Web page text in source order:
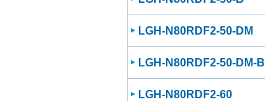
LGH-N80RDF2-50-DM
LGH-N80RDF2-50-DM-B
LGH-N80RDF2-60